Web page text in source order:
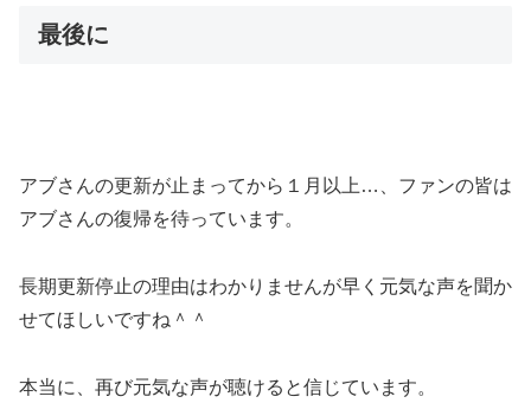
最後に
アブさんの更新が止まってから１月以上…、ファンの皆は
アブさんの復帰を待っています。
長期更新停止の理由はわかりませんが早く元気な声を聞か
せてほしいですね＾＾
本当に、再び元気な声が聴けると信じています。